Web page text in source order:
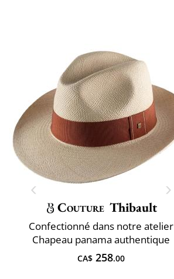
Couture Thibault
Confectionné dans notre atelier
Chapeau panama authentique
CA$ 258.00